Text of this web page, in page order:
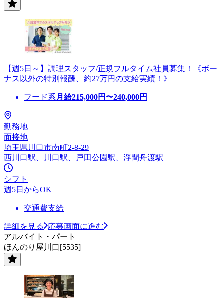
【週5日～】調理スタッフ/正規フルタイム社員募集！《ボー
ナス以外の特別報酬、約27万円の支給実績！》
フード系 月給215,000円〜240,000円
勤務地
面接地
埼玉県川口市南町2-8-29
西川口駅、川口駅、戸田公園駅、浮間舟渡駅
シフト
週5日からOK
交通費支給
詳細を見る
応募画面に進む
アルバイト・パート
ほんのり屋川口[5535]